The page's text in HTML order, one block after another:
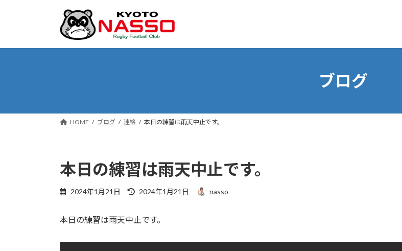
プ
動
ブログ
HOME ブログ 連絡 本日の練習は雨天中止です。
本日の練習は雨天中止です。
2024年1月21日
最
新
時
2024年1月21日 nasso
本日の練習は雨天中止です。